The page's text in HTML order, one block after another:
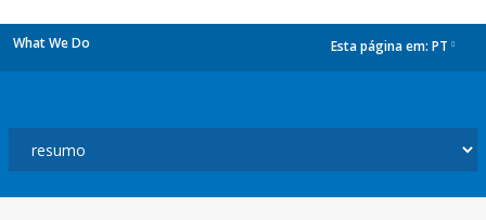
What We Do Esta página em: PT